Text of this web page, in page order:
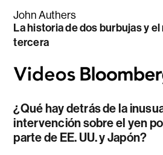
John Authers
La historia de dos burbujas y
tercera
¿Qué hay detrás de la
intervención sobre el yen
parte de EE. UU. y Japón?